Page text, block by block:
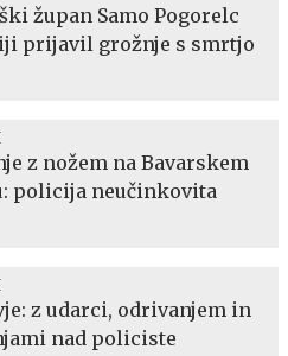
župan Samo Pogorelc
prijavil grožnje s smrtjo
z nožem na Bavarskem
policija neučinkovita
z udarci, odrivanjem in
nad policiste